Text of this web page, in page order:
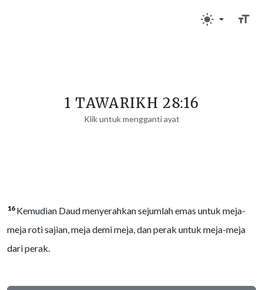
1 TAWARIKH 28:16
Klik untuk mengganti ayat
16 Kemudian Daud menyerahkan sejumlah emas untuk meja-
meja roti sajian, meja demi meja, dan perak untuk meja-meja
dari perak.